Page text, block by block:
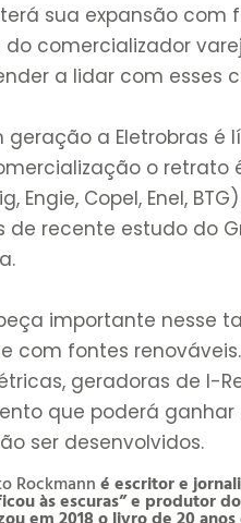
sua expansão
comercializador
a lidar com esses
geração a Eletrobras
o retrato
Engie, Copel, Enel,
de recente estudo do
importante nesse
com fontes
geradoras de I-
que poderá
ser desenvolvidos.
Rockmanné escritor e
às escuras” e produtor
em 2018 o livro de 20